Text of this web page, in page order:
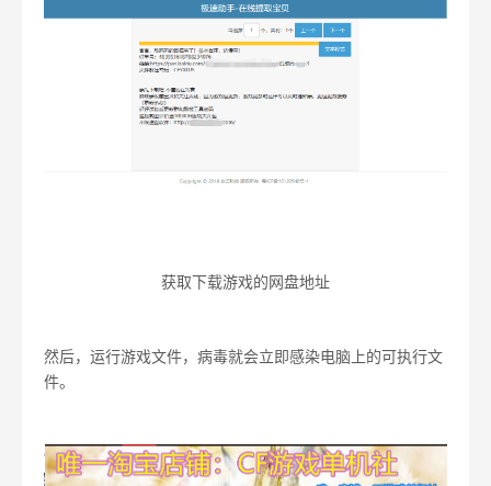
获取下载游戏的网盘地址
然后，运行游戏文件，病毒就会立即感染电脑上的可执行文
件。